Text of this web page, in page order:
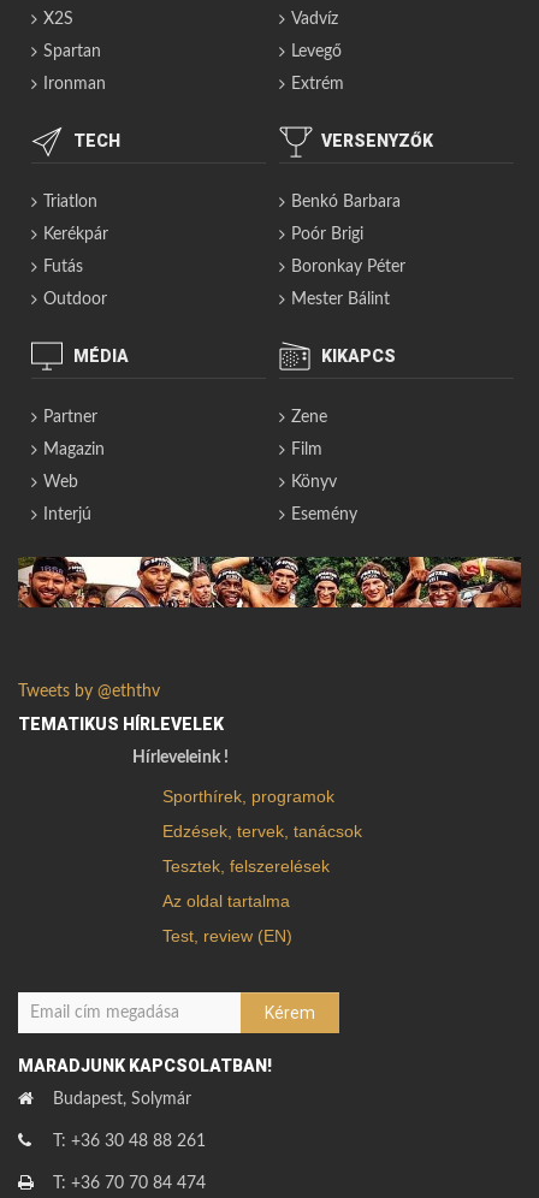
X2S
Spartan
Ironman
Vadvíz
Levegő
Extrém
TECH
Triatlon
Kerékpár
Futás
Outdoor
VERSENYZŐK
Benkó Barbara
Poór Brigi
Boronkay Péter
Mester Bálint
MÉDIA
Partner
Magazin
Web
Interjú
KIKAPCS
Zene
Film
Könyv
Esemény
Tweets by @eththv
TEMATIKUS HÍRLEVELEK
Hírleveleink !
Sporthírek, programok
Edzések, tervek, tanácsok
Tesztek, felszerelések
Az oldal tartalma
Test, review (EN)
MARADJUNK KAPCSOLATBAN!
Budapest, Solymár
T: +36 30 48 88 261
T: +36 70 70 84 474